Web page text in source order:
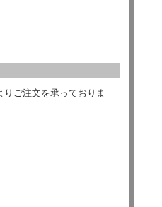
ご注文を承っておりま